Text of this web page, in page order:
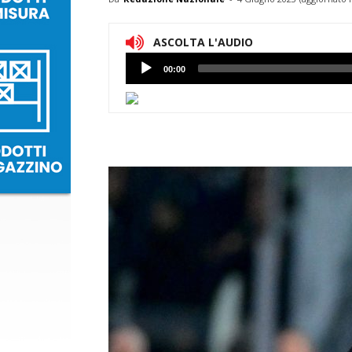
ASCOLTA L'AUDIO
Lettore
Audio
00:00